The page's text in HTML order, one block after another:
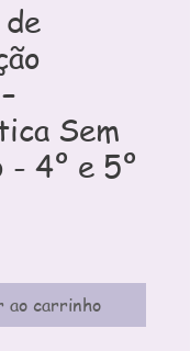
Sem
4º e 5º
ao carrinho